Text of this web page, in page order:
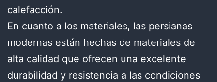
calefacción.
En cuanto a los materiales, las persianas
modernas están hechas de materiales de
alta calidad que ofrecen una excelente
durabilidad y resistencia a las condiciones